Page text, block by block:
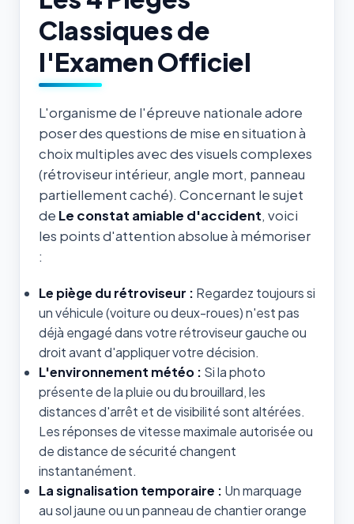
Classiques de
l'Examen Officiel
L'organisme de l'épreuve nationale adore
poser des questions de mise en situation à
choix multiples avec des visuels complexes
(rétroviseur intérieur, angle mort, panneau
partiellement caché). Concernant le sujet
de Le constat amiable d'accident, voici
les points d'attention absolue à mémoriser
:
Le piège du rétroviseur : Regardez toujours si
un véhicule (voiture ou deux-roues) n'est pas
déjà engagé dans votre rétroviseur gauche ou
droit avant d'appliquer votre décision.
L'environnement météo : Si la photo
présente de la pluie ou du brouillard, les
distances d'arrêt et de visibilité sont altérées.
Les réponses de vitesse maximale autorisée ou
de distance de sécurité changent
instantanément.
La signalisation temporaire : Un marquage
au sol jaune ou un panneau de chantier orange